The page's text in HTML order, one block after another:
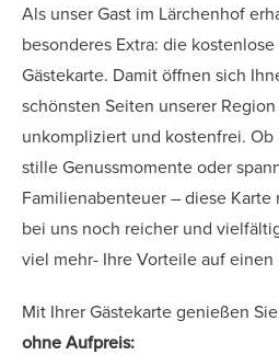
Als unser Gast im Lärchenhof
besonderes Extra: die
Gästekarte. Damit öffnen sich
schönsten Seiten unserer
unkompliziert und kostenfrei. Ob
stille Genussmomente oder
Familienabenteuer – diese
bei uns noch reicher und
viel mehr- Ihre Vorteile auf einen
Mit Ihrer Gästekarte genießen Sie
ohne Aufpreis: